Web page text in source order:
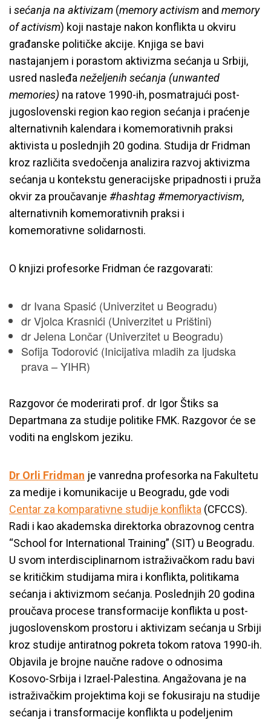
i sećanja na aktivizam (memory activism and memory
of activism) koji nastaje nakon konflikta u okviru
građanske političke akcije. Knjiga se bavi
nastajanjem i porastom aktivizma sećanja u Srbiji,
usred nasleđa neželjenih sećanja (unwanted
memories) na ratove 1990-ih, posmatrajući post-
jugoslovenski region kao region sećanja i praćenje
alternativnih kalendara i komemorativnih praksi
aktivista u poslednjih 20 godina. Studija dr Fridman
kroz različita svedočenja analizira razvoj aktivizma
sećanja u kontekstu generacijske pripadnosti i pruža
okvir za proučavanje #hashtag #memoryactivism,
alternativnih komemorativnih praksi i
komemorativne solidarnosti.
O knjizi profesorke Fridman će razgovarati:
dr Ivana Spasić (Univerzitet u Beogradu)
dr Vjolca Krasnići (Univerzitet u Prištini)
dr Jelena Lončar (Univerzitet u Beogradu)
Sofija Todorović (Inicijativa mladih za ljudska
prava – YIHR)
Razgovor će moderirati prof. dr Igor Štiks sa
Departmana za studije politike FMK. Razgovor će se
voditi na englskom jeziku.
Dr Orli Fridman je vanredna profesorka na Fakultetu
za medije i komunikacije u Beogradu, gde vodi
Centar za komparativne studije konflikta (CFCCS).
Radi i kao akademska direktorka obrazovnog centra
“School for International Training” (SIT) u Beogradu.
U svom interdisciplinarnom istraživačkom radu bavi
se kritičkim studijama mira i konflikta, politikama
sećanja i aktivizmom sećanja. Poslednjih 20 godina
proučava procese transformacije konflikta u post-
jugoslovenskom prostoru i aktivizam sećanja u Srbiji
kroz studije antiratnog pokreta tokom ratova 1990-ih.
Objavila je brojne naučne radove o odnosima
Kosovo-Srbija i Izrael-Palestina. Angažovana je na
istraživačkim projektima koji se fokusiraju na studije
sećanja i transformacije konflikta u podeljenim